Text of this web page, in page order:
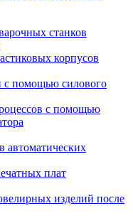
станков
корпусов
с помощью силового
с помощью
автоматических
плат
изделий после